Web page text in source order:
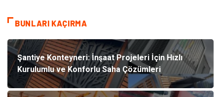
BUNLARI KAÇIRMA
Şantiye Konteyneri: İnşaat Projeleri İçin Hızlı
Kurulumlu ve Konforlu Saha Çözümleri